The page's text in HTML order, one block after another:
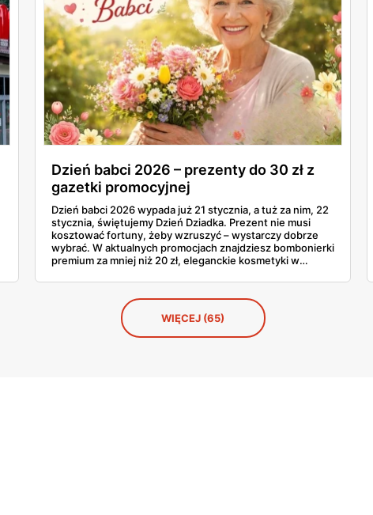
Dzień babci 2026 – prezenty do 30 zł z
gazetki promocyjnej
Dzień babci 2026 wypada już 21 stycznia, a tuż za nim, 22
stycznia, świętujemy Dzień Dziadka. Prezent nie musi
kosztować fortuny, żeby wzruszyć – wystarczy dobrze
wybrać. W aktualnych promocjach znajdziesz bombonierki
premium za mniej niż 20 zł, eleganckie kosmetyki w
uwielbia. Sprawdź, co warto kupić teraz, póki półki
WIĘCEJ (65)